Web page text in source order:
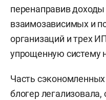
перенаправив доходы
взаимозависимых и
организаций и трех
упрощенную систему
Часть сэкономленных
блогер